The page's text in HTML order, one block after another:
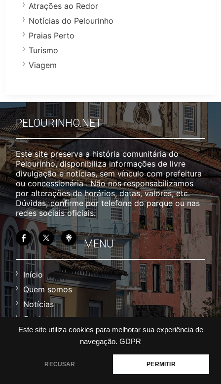
Este site utiliza cookies para melhorar sua experiência de
navegação. GDPR
RECUSAR PERMITIR
Atrações ao Redor
Notícias do Pelourinho
Praias Perto
Turismo
Viagem
PELOURINHO.NET
Este site preserva a história comunitária do
Pelourinho, disponibiliza informações de livre
divulgação e notícias, sem vínculo com prefeitura
ou concessionária . Não nos responsabilizamos
por alterações de horários, datas, valores, etc.
Dúvidas, confirme por telefone do parque ou nas
redes sociais oficiais.
MENU
Início
Quem somos
Notícias
Contato
Política